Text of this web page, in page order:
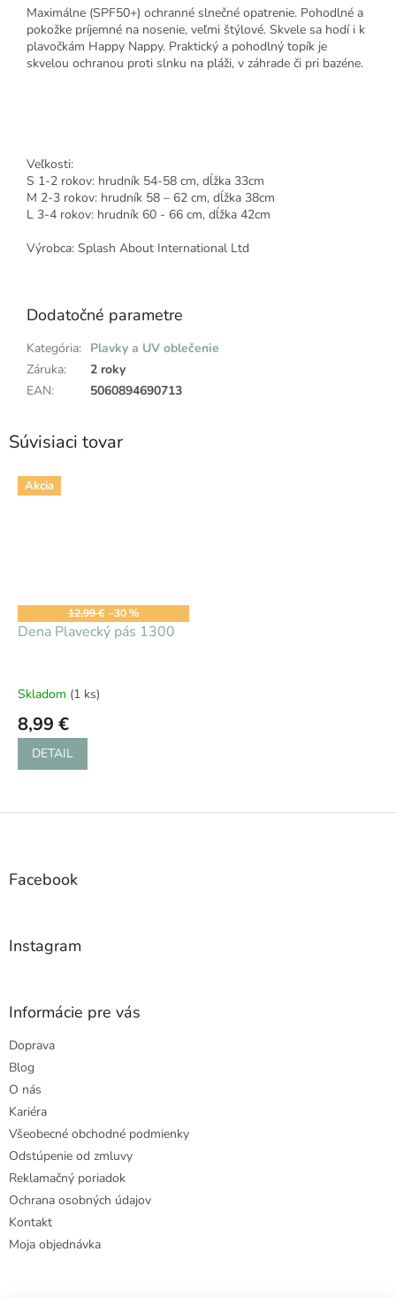
Maximálne (SPF50+) ochranné slnečné opatrenie. Pohodlné a
pokožke príjemné na nosenie, veľmi štýlové. Skvele sa hodí i k
plavočkám Happy Nappy. Praktický a pohodlný topík je
skvelou ochranou proti slnku na pláži, v záhrade či pri bazéne.
Veľkosti:
S 1-2 rokov: hrudník 54-58 cm, dĺžka 33cm
M 2-3 rokov: hrudník 58 – 62 cm, dĺžka 38cm
L 3-4 rokov: hrudník 60 - 66 cm, dĺžka 42cm
Výrobca: Splash About International Ltd
Dodatočné parametre
Kategória: Plavky a UV oblečenie
Záruka:
2 roky
EAN: 5060894690713
Súvisiaci tovar
Akcia
12,99 € –30 %
Dena Plavecký pás 1300
Skladom (1 ks)
8,99 €
DETAIL
Z
Facebook
Instagram
Informácie pre vás
Doprava
Blog
O nás
Kariéra
Všeobecné obchodné podmienky
Odstúpenie od zmluvy
Reklamačný poriadok
Ochrana osobných údajov
Kontakt
Moja objednávka